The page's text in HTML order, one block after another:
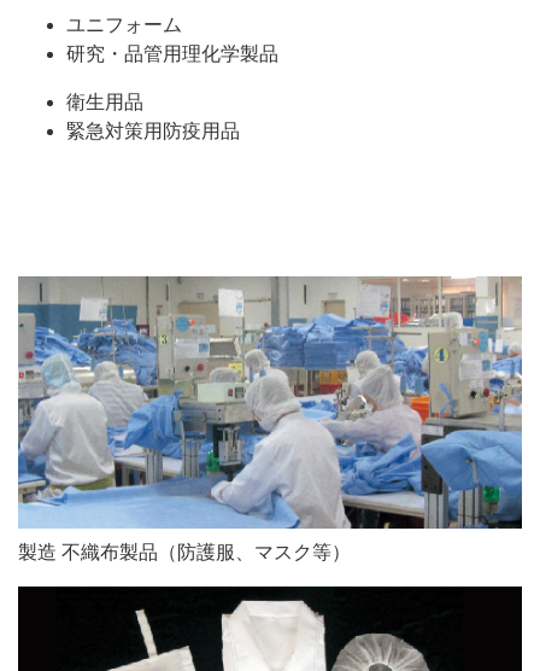
ユニフォーム
研究・品管用理化学製品
衛生用品
緊急対策用防疫用品
製造 不織布製品（防護服、マスク等）